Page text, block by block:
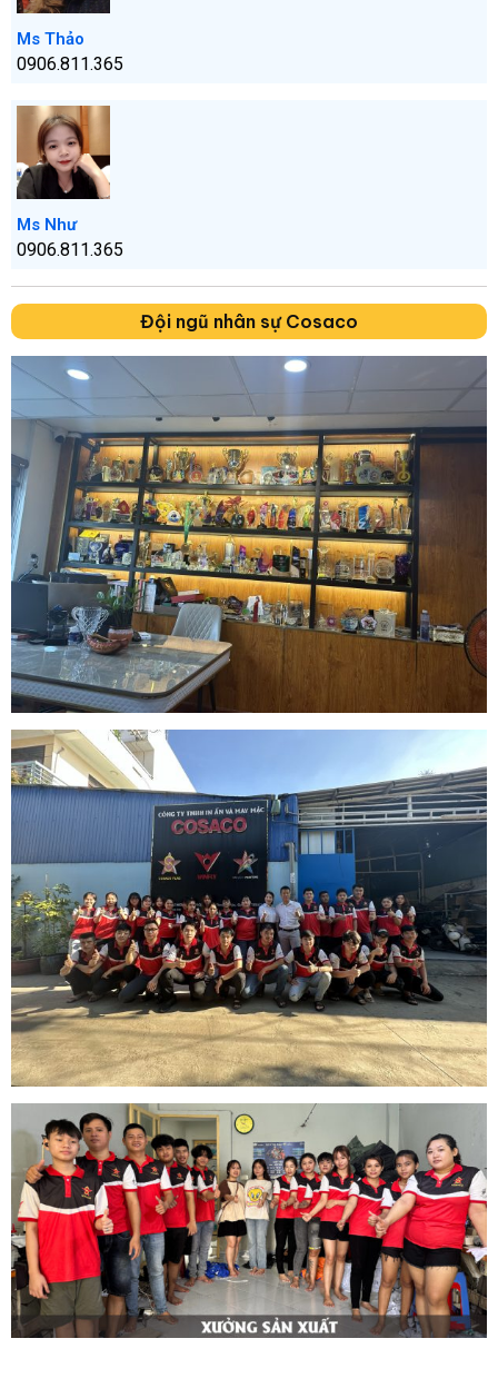
Ms Thảo
0906.811.365
Ms Như
0906.811.365
Đội ngũ nhân sự Cosaco